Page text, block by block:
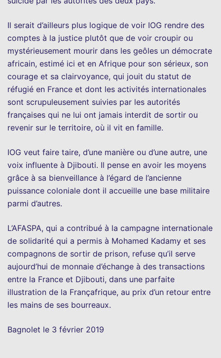
Il serait d’ailleurs plus logique de voir IOG rendre des
comptes à la justice plutôt que de voir croupir ou
mystérieusement mourir dans les geôles un démocrate
africain, estimé ici et en Afrique pour son sérieux, son
courage et sa clairvoyance, qui jouit du statut de
réfugié en France et dont les activités internationales
sont scrupuleusement suivies par les autorités
françaises qui ne lui ont jamais interdit de sortir ou
revenir sur le territoire, où il vit en famille.
IOG veut faire taire, d’une manière ou d’une autre, une
voix influente à Djibouti. Il pense en avoir les moyens
grâce à sa bienveillance à l’égard de l’ancienne
puissance coloniale dont il accueille une base militaire
parmi d’autres.
L’AFASPA, qui a contribué à la campagne internationale
de solidarité qui a permis à Mohamed Kadamy et ses
compagnons de sortir de prison, refuse qu’il serve
aujourd’hui de monnaie d’échange à des transactions
entre la France et Djibouti, dans une parfaite
illustration de la Françafrique, au prix d’un retour entre
les mains de ses bourreaux.
Bagnolet le 3 février 2019